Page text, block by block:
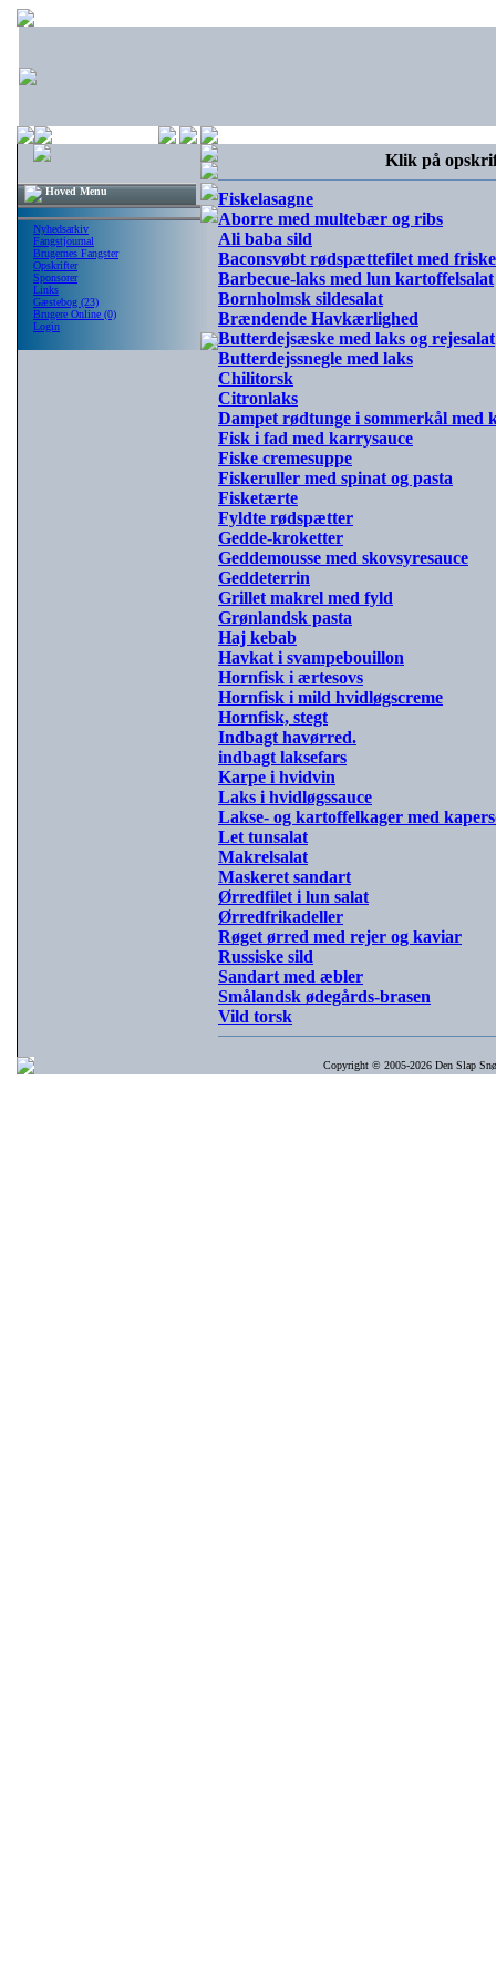
Hoved Menu
Nyhedsarkiv
Fangstjournal
Brugernes Fangster
Opskrifter
Sponsorer
Links
Gæstebog (23)
Brugere Online (0)
Login
Klik på
Fiskelasagne
Aborre med multebær og ribs
Ali baba sild
Baconsvøbt rødspættefilet med
Barbecue-laks med lun kartoffelsalat
Bornholmsk sildesalat
Brændende Havkærlighed
Butterdejsæske med laks og rejesalat
Butterdejssnegle med laks
Chilitorsk
Citronlaks
Dampet rødtunge i sommerkål med
Fisk i fad med karrysauce
Fiske cremesuppe
Fiskeruller med spinat og pasta
Fisketærte
Fyldte rødspætter
Gedde-kroketter
Geddemousse med skovsyresauce
Geddeterrin
Grillet makrel med fyld
Grønlandsk pasta
Haj kebab
Havkat i svampebouillon
Hornfisk i ærtesovs
Hornfisk i mild hvidløgscreme
Hornfisk, stegt
Indbagt havørred.
indbagt laksefars
Karpe i hvidvin
Laks i hvidløgssauce
Lakse- og kartoffelkager med
Let tunsalat
Makrelsalat
Maskeret sandart
Ørredfilet i lun salat
Ørredfrikadeller
Røget ørred med rejer og kaviar
Russiske sild
Sandart med æbler
Smålandsk ødegårds-brasen
Vild torsk
Copyright © 2005-2026 Den Slap